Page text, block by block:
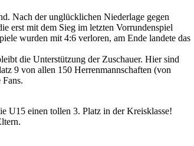
Nach der unglücklichen Niederlage gegen
erst mit dem Sieg im letzten Vorrundenspiel
wurden mit 4:6 verloren, am Ende landete das
die Unterstützung der Zuschauer. Hier sind
9 von allen 150 Herrenmannschaften (von
U15 einen tollen 3. Platz in der Kreisklasse!